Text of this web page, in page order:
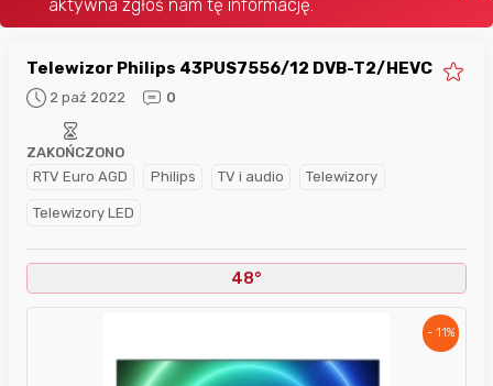
Telewizor Philips 43PUS7556/12 DVB-T2/HEVC
2 paź 2022 0
RTV Euro AGD Philips TV i audio Telewizory
Telewizory LED
ZAKOŃCZONO
48°
- 11%